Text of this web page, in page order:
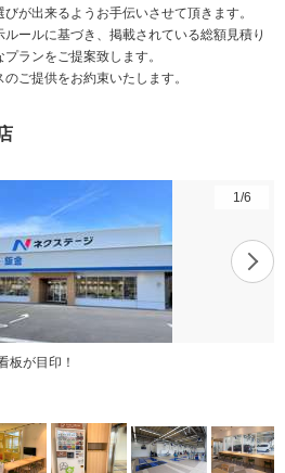
が出来るようお手伝いさせて頂きます。
ールに基づき、掲載されている総額見積り
ランをご提案致します。
ご提供をお約束いたします。
1 /6
板が目印！